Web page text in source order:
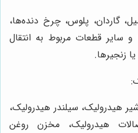
گاردان، پلوس، چرخ دنده‌ها،
و سایر قطعات مربوط به انتقال
زنجیرها.
هیدرولیک، سیلندر هیدرولیک،
هیدرولیک، مخزن روغن